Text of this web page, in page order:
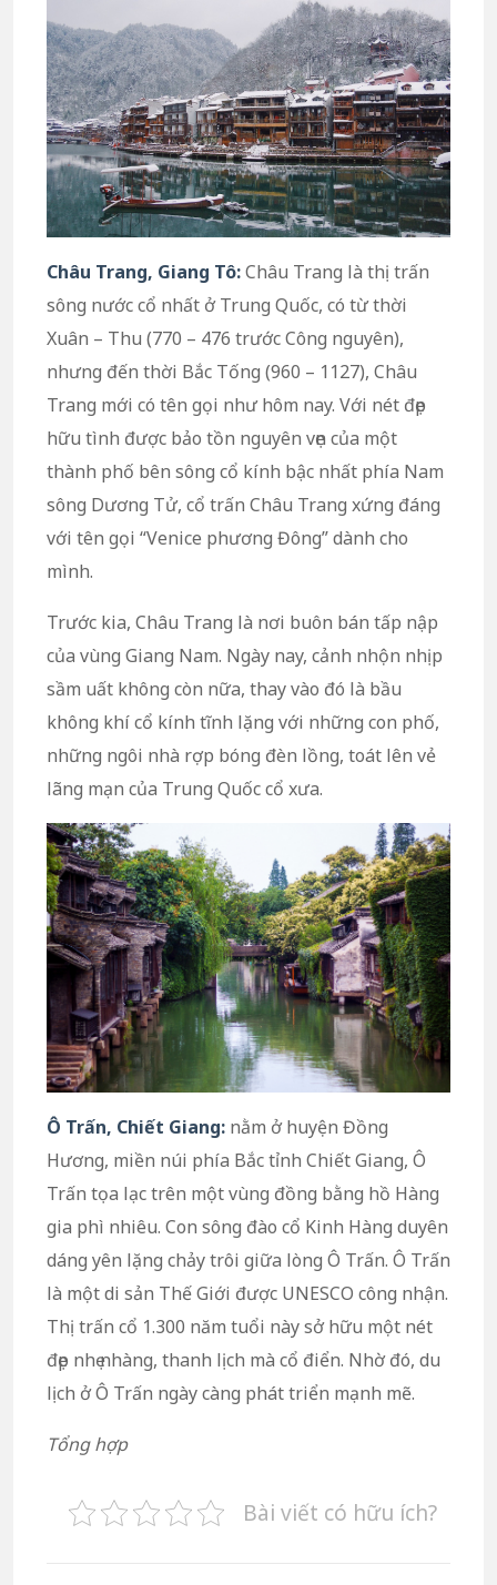
Châu Trang, Giang Tô:Châu Trang là thị trấn
sông nước cổ nhất ở Trung Quốc, có từ thời
Xuân – Thu (770 – 476 trước Công nguyên),
nhưng đến thời Bắc Tống (960 – 1127), Châu
Trang mới có tên gọi như hôm nay. Với nét đẹp
hữu tình được bảo tồn nguyên vẹn của một
thành phố bên sông cổ kính bậc nhất phía Nam
sông Dương Tử, cổ trấn Châu Trang xứng đáng
với tên gọi “Venice phương Đông” dành cho
mình.
Trước kia, Châu Trang là nơi buôn bán tấp nập
của vùng Giang Nam. Ngày nay, cảnh nhộn nhịp
sầm uất không còn nữa, thay vào đó là bầu
không khí cổ kính tĩnh lặng với những con phố,
những ngôi nhà rợp bóng đèn lồng, toát lên vẻ
lãng mạn của Trung Quốc cổ xưa.
Ô Trấn, Chiết Giang: nằm ở huyện Đồng
Hương, miền núi phía Bắc tỉnh Chiết Giang, Ô
Trấn tọa lạc trên một vùng đồng bằng hồ Hàng
gia phì nhiêu. Con sông đào cổ Kinh Hàng duyên
dáng yên lặng chảy trôi giữa lòng Ô Trấn. Ô Trấn
là một di sản Thế Giới được UNESCO công nhận.
Thị trấn cổ 1.300 năm tuổi này sở hữu một nét
đẹp nhẹ nhàng, thanh lịch mà cổ điển. Nhờ đó, du
lịch ở Ô Trấn ngày càng phát triển mạnh mẽ.
Tổng hợp
Bài viết có hữu ích?